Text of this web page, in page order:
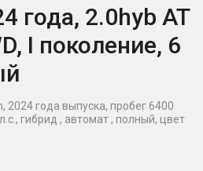
года, 2.0hyb AT
I поколение, 6
2024 года выпуска, пробег 6400
гибрид , автомат , полный, цвет